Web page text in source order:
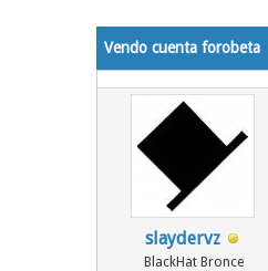
Vendo cuenta forobeta
slaydervz
BlackHat Bronce